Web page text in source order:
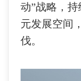
动”战略，
元发展空间
伐。